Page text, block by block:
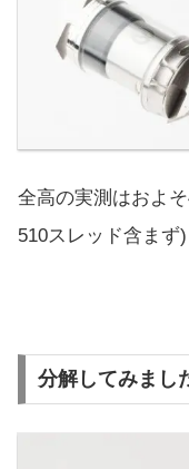
全高の実測はおよ
510スレッド含まず)
分解してみまし